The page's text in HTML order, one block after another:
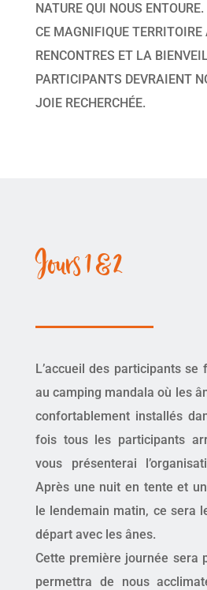
NATURE QUI NOUS
CE MAGNIFIQUE TERRITOIRE
RENCONTRES ET LA
PARTICIPANTS DEVRAIENT
JOIE RECHERCHÉE.
Jours 1 & 2
L’accueil des participants
au camping mandala où les
confortablement installés
fois tous les participants
vous présenterai
Après une nuit en tente et
le lendemain matin, ce sera
départ avec les ânes.
Cette première journée sera
permettra de nous